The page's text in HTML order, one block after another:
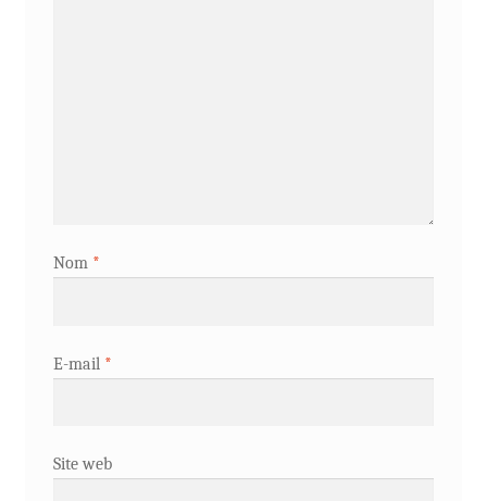
Nom *
E-mail *
Site web